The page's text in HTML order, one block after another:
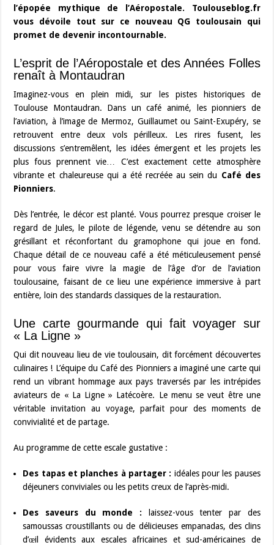
l’épopée mythique de l’Aéropostale. Toulouseblog.fr
vous dévoile tout sur ce nouveau QG toulousain qui
promet de devenir incontournable.
L’esprit de l’Aéropostale et des Années Folles
renaît à Montaudran
Imaginez-vous en plein midi, sur les pistes historiques de
Toulouse Montaudran. Dans un café animé, les pionniers de
l’aviation, à l’image de Mermoz, Guillaumet ou Saint-Exupéry, se
retrouvent entre deux vols périlleux. Les rires fusent, les
discussions s’entremêlent, les idées émergent et les projets les
plus fous prennent vie… C’est exactement cette atmosphère
vibrante et chaleureuse qui a été recréée au sein du Café des
Pionniers.
Dès l’entrée, le décor est planté. Vous pourrez presque croiser le
regard de Jules, le pilote de légende, venu se détendre au son
grésillant et réconfortant du gramophone qui joue en fond.
Chaque détail de ce nouveau café a été méticuleusement pensé
pour vous faire vivre la magie de l’âge d’or de l’aviation
toulousaine, faisant de ce lieu une expérience immersive à part
entière, loin des standards classiques de la restauration.
Une carte gourmande qui fait voyager sur
« La Ligne »
Qui dit nouveau lieu de vie toulousain, dit forcément découvertes
culinaires ! L’équipe du Café des Pionniers a imaginé une carte qui
rend un vibrant hommage aux pays traversés par les intrépides
aviateurs de « La Ligne » Latécoère. Le menu se veut être une
véritable invitation au voyage, parfait pour des moments de
convivialité et de partage.
Au programme de cette escale gustative :
Des tapas et planches à partager : idéales pour les pauses
déjeuners conviviales ou les petits creux de l’après-midi.
Des saveurs du monde : laissez-vous tenter par des
samoussas croustillants ou de délicieuses empanadas, des clins
d’œil évidents aux escales africaines et sud-américaines de